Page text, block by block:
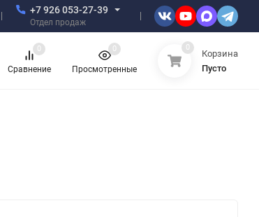
+7 926 053-27-39
Отдел продаж
Сравнение
0
Просмотренные
0 0
Корзина
Пусто